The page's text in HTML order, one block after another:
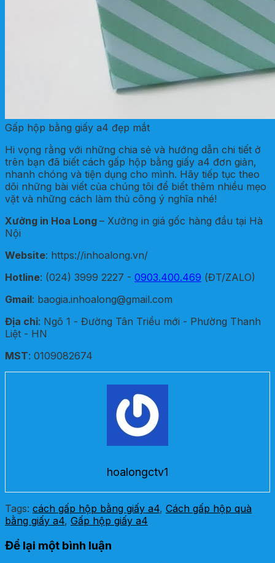
Gấp hộp bằng giấy a4 đẹp mắt
Hi vọng rằng với những chia sẻ và hướng dẫn chi tiết ở
trên bạn đã biết cách gấp hộp bằng giấy a4 đơn giản,
nhanh chóng và tiện dụng cho mình. Hãy tiếp tục theo
dõi những bài viết của chúng tôi để biết thêm nhiều mẹo
vặt và những cách làm thủ công ý nghĩa nhé!
Xưởng in Hoa Long – Xưởng in giá gốc hàng đầu tại Hà
Nội
Website: https://inhoalong.vn/
Hotline: (024) 3999 2227 - 0903.400.469 (ĐT/ZALO)
Gmail: baogia.inhoalong@gmail.com
Địa chỉ: Ngõ 1 - Đường Tân Triều mới - Phường Thanh
Liệt - HN
MST: 0109082674
hoalongctv1
Tags: cách gấp hộp bằng giấy a4, Cách gấp hộp quà
bằng giấy a4, Gấp hộp giấy a4
Để lại một bình luận